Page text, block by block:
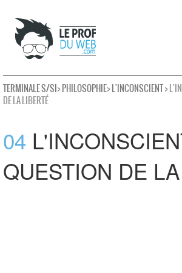
leProfDuWeb
Seconde
Première
Terminale
Rechercher
TERMINALE S/SI>PHILOSOPHIE>L'INCONSCIENT>
DE LA LIBERTÉ
04
QUESTION DE